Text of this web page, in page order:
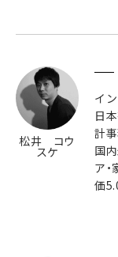
松井 コウ
スケ
イ
日
計
国
ア
価